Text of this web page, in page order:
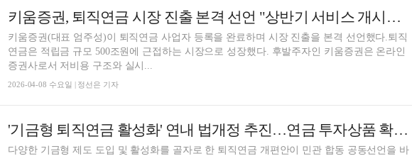
키움증권, 퇴직연금 시장 진출 본격 선언 "상반기 서비스 개시…저비용 구조로 시장 공략"
키움증권(대표 엄주성)이 퇴직연금 사업자 등록을 완료하며 시장 진출을 본격 선언했다.퇴직
연금은 적립금 규모 500조원에 근접하는 시장으로 성장했다. 후발주자인 키움증권은 온라인
증권사로서 저비용 구조와 실시...
2026-04-08 수요일 | 정선은 기자
'기금형 퇴직연금 활성화' 연내 법개정 추진…연금 투자상품 확대도 검토
다양한 기금형 제도 도입 및 활성화를 골자로 한 퇴직연금 개편안이 민관 합동 공동선언을 바